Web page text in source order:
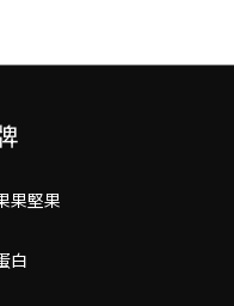
果堅果
白